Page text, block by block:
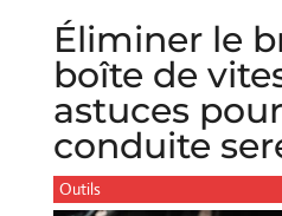
Éliminer le
boîte de
astuces
conduite
Outils